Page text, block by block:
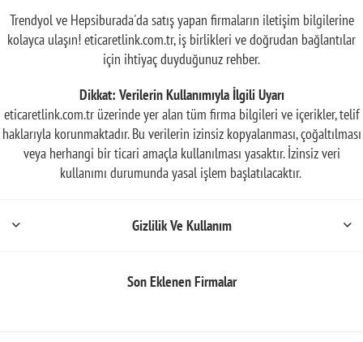
Trendyol ve Hepsiburada'da satış yapan firmaların iletişim bilgilerine
kolayca ulaşın! eticaretlink.com.tr, iş birlikleri ve doğrudan bağlantılar
için ihtiyaç duyduğunuz rehber.
Dikkat: Verilerin Kullanımıyla İlgili Uyarı
eticaretlink.com.tr üzerinde yer alan tüm firma bilgileri ve içerikler, telif
haklarıyla korunmaktadır. Bu verilerin izinsiz kopyalanması, çoğaltılması
veya herhangi bir ticari amaçla kullanılması yasaktır. İzinsiz veri
kullanımı durumunda yasal işlem başlatılacaktır.
Gizlilik Ve Kullanım
Son Eklenen Firmalar